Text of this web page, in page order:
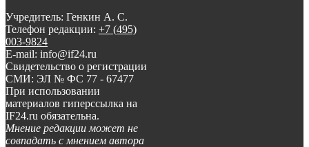
Учредитель: Генкин А. С.
Телефон редакции: +7 (495)
003-9824
E-mail: info@if24.ru
Свидетельство о регистрации
СМИ: ЭЛ № ФС 77 - 67477
При использовании
материалов гиперссылка на
IF24.ru обязательна.
Мнение редакции может не
совпадать с мнением автора